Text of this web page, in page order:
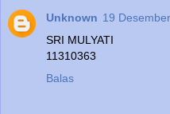
Unknown 19
SRI MULYATI
11310363
Balas